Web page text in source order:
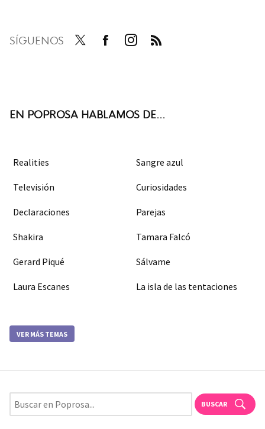
SÍGUENOS
EN POPROSA HABLAMOS DE...
Realities Sangre azul
Televisión Curiosidades
Declaraciones Parejas
Shakira Tamara Falcó
Gerard Piqué Sálvame
Laura Escanes La isla de las tentaciones
VER MÁS TEMAS
BUSCAR